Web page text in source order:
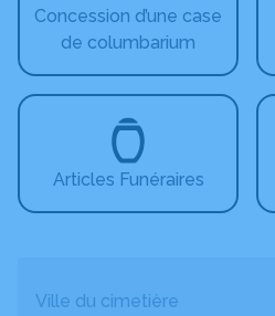
Concession d’une case
de columbarium
Articles Funéraires
Ville du cimetière